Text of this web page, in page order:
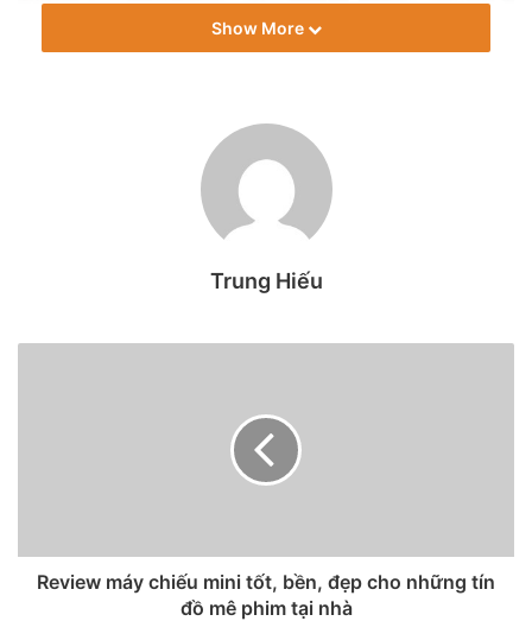
Smarthome hay nhà thông minh
là kiểu nhà được lắp đặt các thiết bị điện,
điện tử có thể được điều khiển hoặc tự động hoá hoặc bán
tự động. Nó thay thế con người trong việc thực hiện một
hoặc một số thao tác quản lý, điều khiển tự động. Hệ thống
Show More
Trung Hiếu
Review máy chiếu mini tốt, bền, đẹp cho những tín
đồ mê phim tại nhà